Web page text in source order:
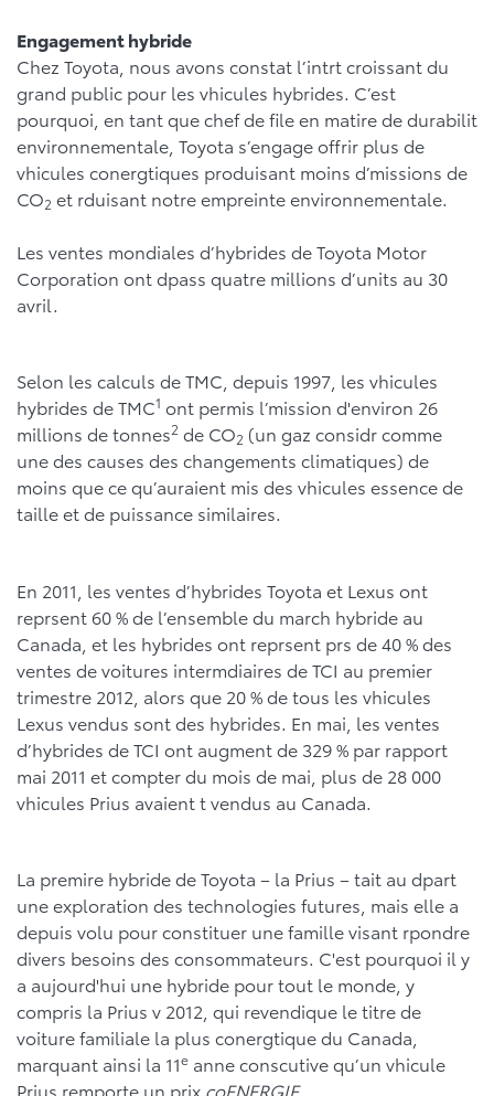
Engagement hybride
Chez Toyota, nous avons constat l’intrt croissant du
grand public pour les vhicules hybrides. C’est
pourquoi, en tant que chef de file en matire de durabilit
environnementale, Toyota s’engage offrir plus de
vhicules conergtiques produisant moins d’missions de
CO2 et rduisant notre empreinte environnementale.
Les ventes mondiales d’hybrides de Toyota Motor
Corporation ont dpass quatre millions d’units au 30
avril.
Selon les calculs de TMC, depuis 1997, les vhicules
hybrides de TMC1 ont permis l’mission d'environ 26
millions de tonnes2 de CO2 (un gaz considr comme
une des causes des changements climatiques) de
moins que ce qu’auraient mis des vhicules essence de
taille et de puissance similaires.
En 2011, les ventes d’hybrides Toyota et Lexus ont
reprsent 60 % de l’ensemble du march hybride au
Canada, et les hybrides ont reprsent prs de 40 % des
ventes de voitures intermdiaires de TCI au premier
trimestre 2012, alors que 20 % de tous les vhicules
Lexus vendus sont des hybrides. En mai, les ventes
d’hybrides de TCI ont augment de 329 % par rapport
mai 2011 et compter du mois de mai, plus de 28 000
vhicules Prius avaient t vendus au Canada.
La premire hybride de Toyota – la Prius – tait au dpart
une exploration des technologies futures, mais elle a
depuis volu pour constituer une famille visant rpondre
divers besoins des consommateurs. C'est pourquoi il y
a aujourd'hui une hybride pour tout le monde, y
compris la Prius v 2012, qui revendique le titre de
voiture familiale la plus conergtique du Canada,
marquant ainsi la 11e anne conscutive qu’un vhicule
Prius remporte un prix coENERGIE.